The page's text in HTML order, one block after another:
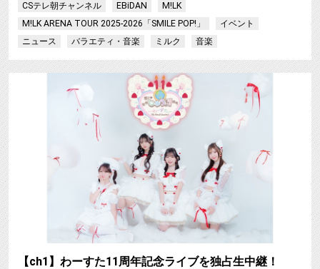
CSテレ朝チャンネル
EBiDAN
M!LK
M!LK ARENA TOUR 2025-2026「SMILE POP!」
イベント
ニュース
バラエティ・音楽 ミルク 音楽
【ch1】わーすた11周年記念ライブを独占生中継！